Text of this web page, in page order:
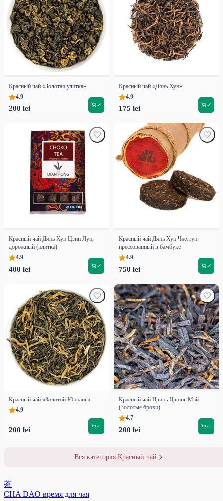
Красный чай «Золотая улитка»
4.9
200 lei
Красный чай «Дянь Хун»
4.9
175 lei
Красный чай Дянь Хун Цзин Лун,
дорожный (плитка)
4.9
400 lei
Красный чай Дянь Хун Чжутун
прессованный в бамбуке
4.9
750 lei
Красный чай «Золотой Юннань»
4.9
200 lei
Красный чай Цзинь Цзюнь Мэй
(Золотые брови)
4.7
200 lei
Вся категория Красный чай
茶
CHA DAO время для чая